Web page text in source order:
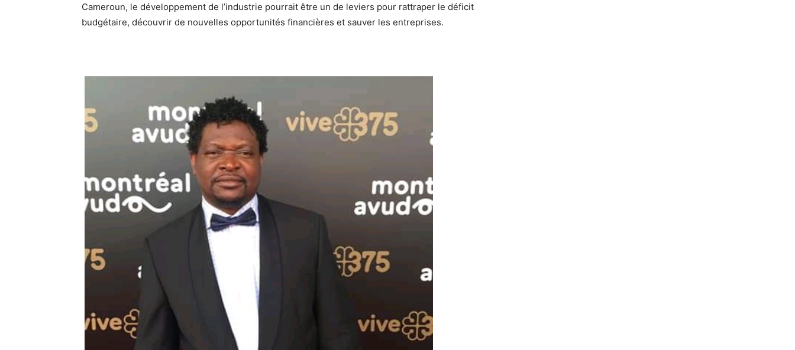
Cameroun, le développement de l’industrie pourrait être un de leviers pour rattraper le déficit
budgétaire, découvrir de nouvelles opportunités financières et sauver les entreprises.